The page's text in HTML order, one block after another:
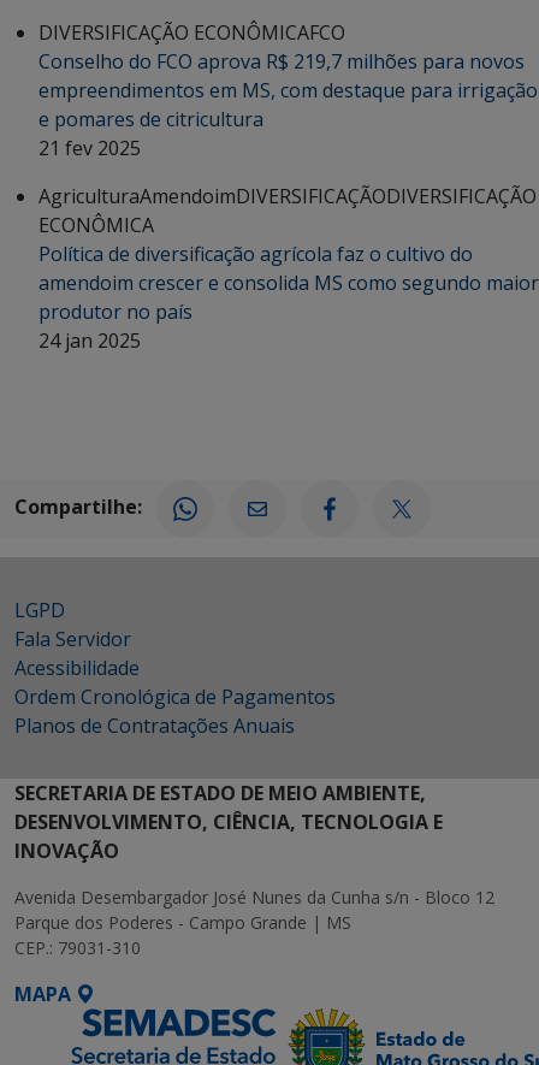
DIVERSIFICAÇÃO ECONÔMICAFCO
Conselho do FCO aprova R$ 219,7 milhões para novos
empreendimentos em MS, com destaque para irrigação
e pomares de citricultura
21 fev 2025
AgriculturaAmendoimDIVERSIFICAÇÃODIVERSIFICAÇÃO
ECONÔMICA
Política de diversificação agrícola faz o cultivo do
amendoim crescer e consolida MS como segundo maior
produtor no país
24 jan 2025
Compartilhe:
LGPD
Fala Servidor
Acessibilidade
Ordem Cronológica de Pagamentos
Planos de Contratações Anuais
SECRETARIA DE ESTADO DE MEIO AMBIENTE,
DESENVOLVIMENTO, CIÊNCIA, TECNOLOGIA E
INOVAÇÃO
Avenida Desembargador José Nunes da Cunha s/n - Bloco 12
Parque dos Poderes - Campo Grande | MS
CEP.: 79031-310
MAPA